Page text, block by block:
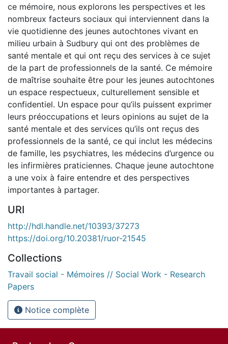
ce mémoire, nous explorons les perspectives et les
nombreux facteurs sociaux qui interviennent dans la
vie quotidienne des jeunes autochtones vivant en
milieu urbain à Sudbury qui ont des problèmes de
santé mentale et qui ont reçu des services à ce sujet
de la part de professionnels de la santé. Ce mémoire
de maîtrise souhaite être pour les jeunes autochtones
un espace respectueux, culturellement sensible et
confidentiel. Un espace pour qu’ils puissent exprimer
leurs préoccupations et leurs opinions au sujet de la
santé mentale et des services qu’ils ont reçus des
professionnels de la santé, ce qui inclut les médecins
de famille, les psychiatres, les médecins d’urgence ou
les infirmières praticiennes. Chaque jeune autochtone
a une voix à faire entendre et des perspectives
importantes à partager.
URI
http://hdl.handle.net/10393/37273
https://doi.org/10.20381/ruor-21545
Collections
Travail social - Mémoires // Social Work - Research
Papers
Notice complète